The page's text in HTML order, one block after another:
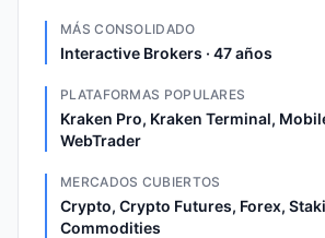
MÁS CONSOLIDADO
Interactive Brokers · 47 años
PLATAFORMAS POPULARES
Kraken Pro, Kraken Terminal,
WebTrader
MERCADOS CUBIERTOS
Crypto, Crypto Futures, Forex,
Commodities